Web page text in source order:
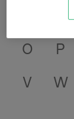
O
P
V
W